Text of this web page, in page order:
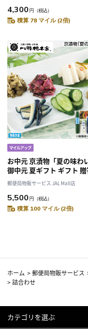
4,300 円 （税込）
積算 78 マイル (2倍)
お中元 京漬物「夏の味わ
御中元 夏ギフト ギフト 贈
料込み
郵便局物販サービス JAL Mall店
5,500 円 （税込）
積算 100 マイル (2倍)
ホーム >郵便局物販サービス
>詰合わせ
カテゴリを選ぶ